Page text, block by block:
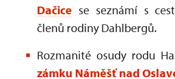
Dačice se seznámí s
členů rodiny Dahlbergů.
Rozmanité osudy rodu
zámku Náměšť nad